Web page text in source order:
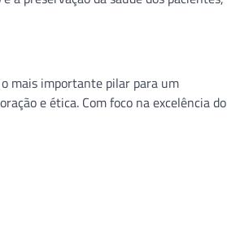
mais importante pilar para um
e ética. Com foco na excelência do